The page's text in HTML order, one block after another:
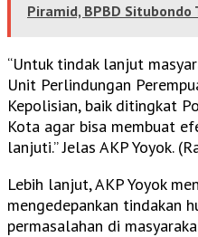
Piramid, BPBD Situbondo
“Untuk tindak lanjut
Unit Perlindungan
Kepolisian, baik ditingkat
Kota agar bisa membuat
lanjuti.” Jelas AKP Yoyok.
Lebih lanjut, AKP Yoyok
mengedepankan tindakan
permasalahan di